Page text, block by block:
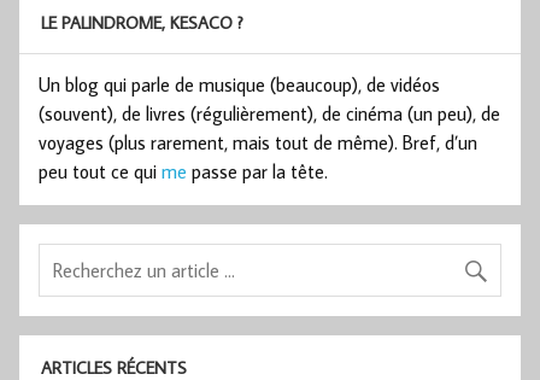
LE PALINDROME, KESACO ?
Un blog qui parle de musique (beaucoup), de vidéos
(souvent), de livres (régulièrement), de cinéma (un peu), de
voyages (plus rarement, mais tout de même). Bref, d’un
peu tout ce qui me passe par la tête.
ARTICLES RÉCENTS